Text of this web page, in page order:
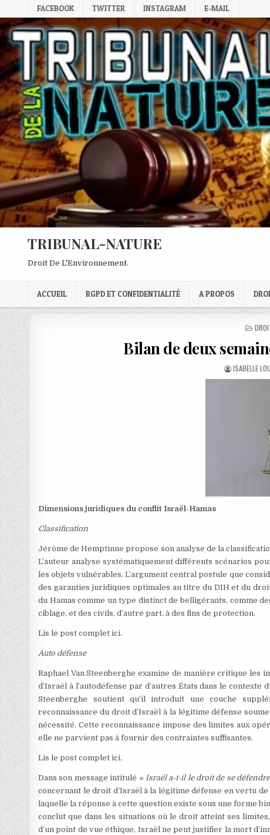
to
content
FACEBOOK TWITTER INSTAGRAM E-MAIL
TRIBUNAL-NATURE
Droit De L'Environnement.
ACCUEIL RGPD ET CONFIDENTIALITÉ A PROPOS
Bilan de deux
AUTHOR:
ISABELLE
Dimensions juridiques du conflit Israël-Hamas
Classification
Jérôme de Hemptinne propose son analyse de la
L’auteur analyse systématiquement différents scénarios
les objets vulnérables. L’argument central postule que
des garanties juridiques optimales au titre du DIH et du
du Hamas comme un type distinct de belligérants, comme
ciblage, et des civils, d’autre part, à des fins de protection.
Lis le post complet ici.
Auto défense
Raphael Van Steenberghe examine de manière critique les
d’Israël à l’autodéfense par d’autres États dans le
Steenberghe soutient qu’il introduit une couche
reconnaissance du droit d’Israël à la légitime défense
nécessité. Cette reconnaissance impose des limites aux
elle ne parvient pas à fournir des contraintes suffisantes.
Lis le post complet ici.
Dans son message intitulé « Israël a-t-il le droit de se défendre
concernant le droit d’Israël à la légitime défense en vertu
laquelle la réponse à cette question existe sous une forme
conclut que dans les situations où le droit atteint ses
d’un point de vue éthique, Israël ne peut justifier la mort